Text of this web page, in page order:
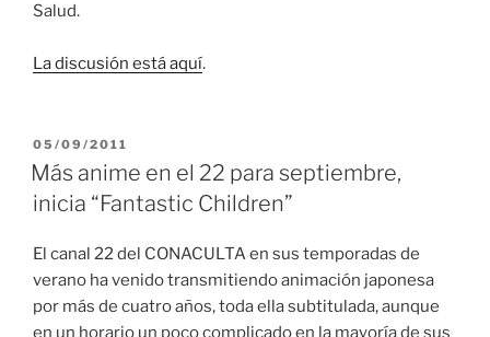
Salud.
La discusión está aquí.
PUBLICADO
EL
05/09/2011
Más anime en el 22 para septiembre,
inicia “Fantastic Children”
El canal 22 del CONACULTA en sus temporadas de
verano ha venido transmitiendo animación japonesa
por más de cuatro años, toda ella subtitulada, aunque
en un horario un poco complicado en la mayoría de sus